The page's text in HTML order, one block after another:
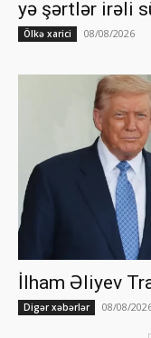
yə şərtlər irəli
Ölkə xarici 08/08/2026
İlham Əliyev
Digər xəbərlər 08/08/